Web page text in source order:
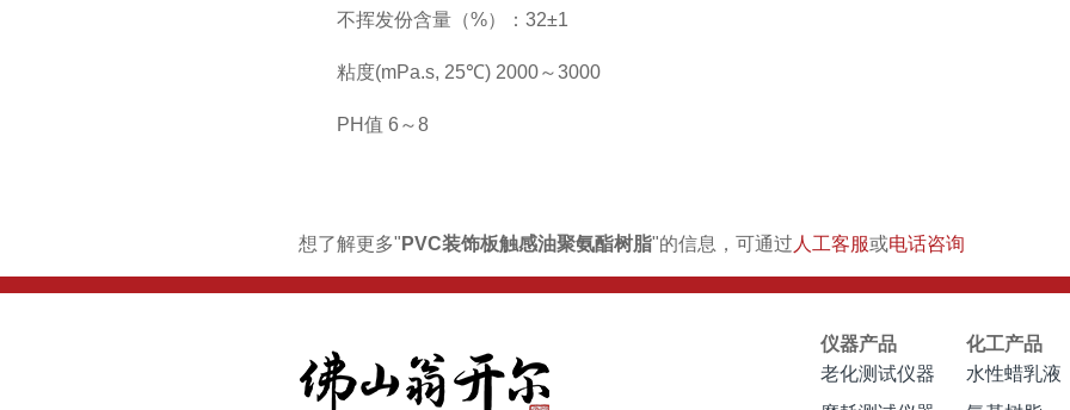
不挥发份含量（%）：32±1
粘度(mPa.s, 25℃) 2000～3000
PH值 6～8
想了解更多" PVC装饰板触感油聚氨酯树脂"的信息，可通过 人工客服或电话咨询
仪器产品
老化测试仪器
化工产品
水性蜡乳液